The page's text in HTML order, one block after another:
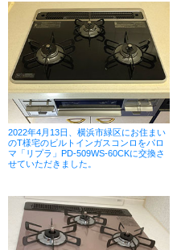
2022年4月13日、横浜市緑区にお住まい
のT様宅のビルトインガスコンロをパロ
マ「リプラ」PD-509WS-60CKに交換さ
せていただきました。